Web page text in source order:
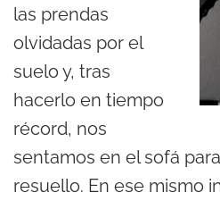
las prendas
olvidadas por el
suelo y, tras
hacerlo en tiempo
récord, nos
sentamos en el sofá
resuello. En ese mismo